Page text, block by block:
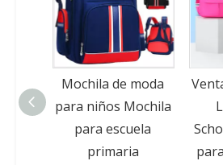
Mochila de moda
para niños Mochila
para escuela
primaria